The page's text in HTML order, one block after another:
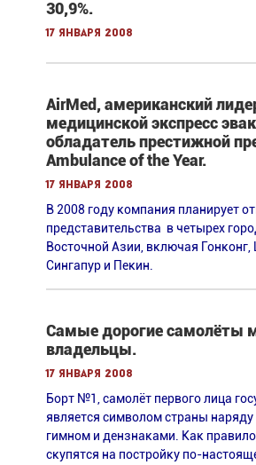
30,9%.
17 января 2008
AirMed, американский
медицинской экспресс
обладатель престижной
Ambulance of the Year.
17 января 2008
В 2008 году компания планирует
представительства в четырех
Восточной Азии, включая Гонконг,
Сингапур и Пекин.
Самые дорогие самолёты
владельцы.
17 января 2008
Борт №1, самолёт первого лица
является символом страны наряду
гимном и дензнаками. Как
скупятся на постройку по-